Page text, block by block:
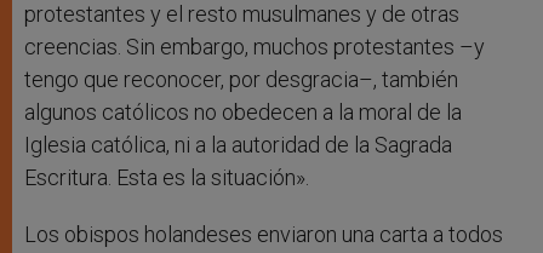
protestantes y el resto musulmanes y de otras
creencias. Sin embargo, muchos protestantes –y
tengo que reconocer, por desgracia–, también
algunos católicos no obedecen a la moral de la
Iglesia católica, ni a la autoridad de la Sagrada
Escritura. Esta es la situación».
Los obispos holandeses enviaron una carta a todos